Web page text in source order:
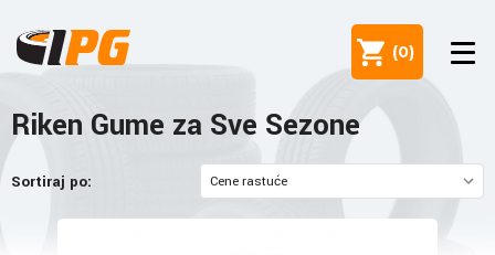
(0)
Riken Gume za Sve Sezone
Sortiraj po: